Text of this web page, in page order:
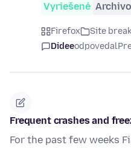
Vyriešené
Firefox Site
Dideeodpovedal
Frequent crashes and
For the past few weeks